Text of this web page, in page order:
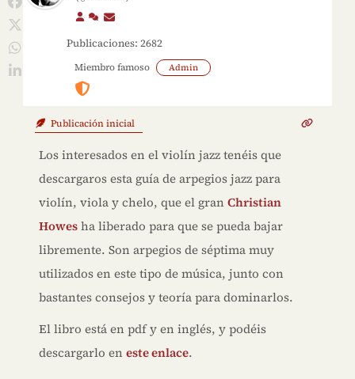
Publicaciones: 2682
Miembro famoso Admin
Publicación inicial
Los interesados en el violín jazz tenéis que
descargaros esta guía de arpegios jazz para
violín, viola y chelo, que el granChristian
Howesha liberado para que se pueda bajar
libremente. Son arpegios de séptima muy
utilizados en este tipo de música, junto con
bastantes consejos y teoría para dominarlos.
El libro está en pdf y en inglés, y podéis
descargarlo eneste enlace.